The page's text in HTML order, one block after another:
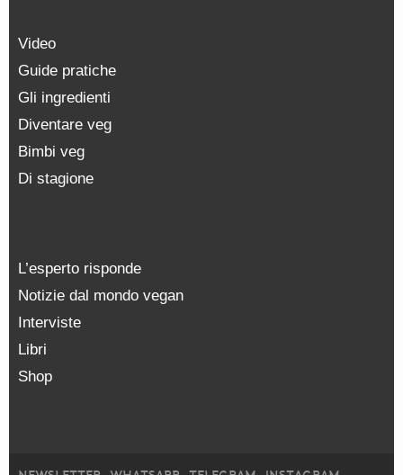
Video
Guide pratiche
Gli ingredienti
Diventare veg
Bimbi veg
Di stagione
L’esperto risponde
Notizie dal mondo vegan
Interviste
Libri
Shop